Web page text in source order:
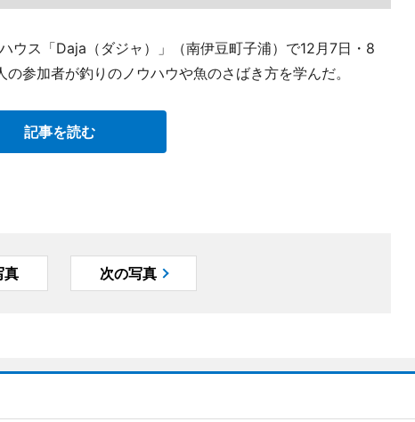
ウス「Daja（ダジャ）」（南伊豆町子浦）で12月7日・8
参加者が釣りのノウハウや魚のさばき方を学んだ。
記事を読む
真 次の写真